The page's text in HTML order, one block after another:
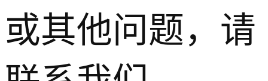
或其他问题，请